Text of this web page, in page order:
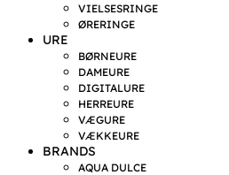
VIELSESRINGE
ØRERINGE
URE
BØRNEURE
DAMEURE
DIGITALURE
HERREURE
VÆGURE
VÆKKEURE
BRANDS
AQUA DULCE